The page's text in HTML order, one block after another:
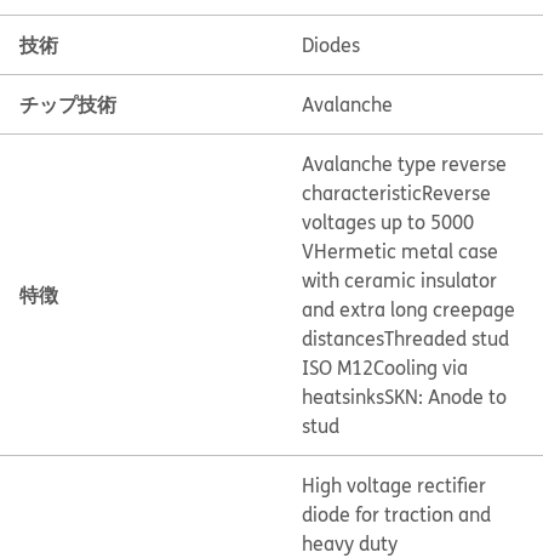
技術 Diodes
チップ技術 Avalanche
特徴
Avalanche type reverse
characteristicReverse
voltages up to 5000
VHermetic metal case
with ceramic insulator
and extra long creepage
distancesThreaded stud
ISO M12Cooling via
heatsinksSKN: Anode to
stud
High voltage rectifier
diode for traction and
heavy duty